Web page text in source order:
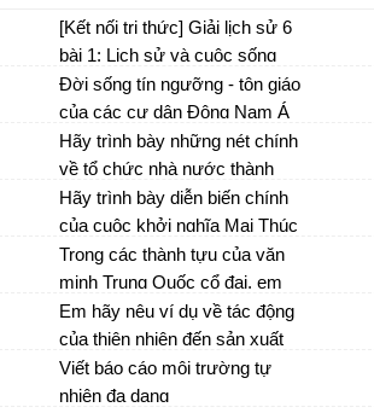
[Kết nối tri thức] Giải lịch sử 6
bài 1: Lịch sử và cuộc sống
Đời sống tín ngưỡng - tôn giáo
của các cư dân Đông Nam Á
đã chịu ảnh hưởng từ văn hóa
Ấn Độ, Trung Quốc như thế
nào?
Hãy trình bày những nét chính
về tổ chức nhà nước thành
bang ở Hy Lạp. Những ưu
điểm của tổ chức nhà nước
thành bang là gì?
Hãy trình bày diễn biến chính
của cuộc khởi nghĩa Mai Thúc
Loan trên lược đồ
Trong các thành tựu của văn
minh Trung Quốc cổ đại, em
thích nhất thành tựu nào?
Luyện tập và Vận dụng 2 trang 43 Lịch Sử
lớp 6
Em hãy nêu ví dụ về tác động
của thiên nhiên đến sản xuất
nông nghiệp, công nghiệp,
giao thông vận tải và du lịch.
Viết báo cáo môi trường tự
nhiên đa dạng